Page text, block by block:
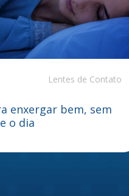
Lentes de Contato
enxergar bem, sem
o dia